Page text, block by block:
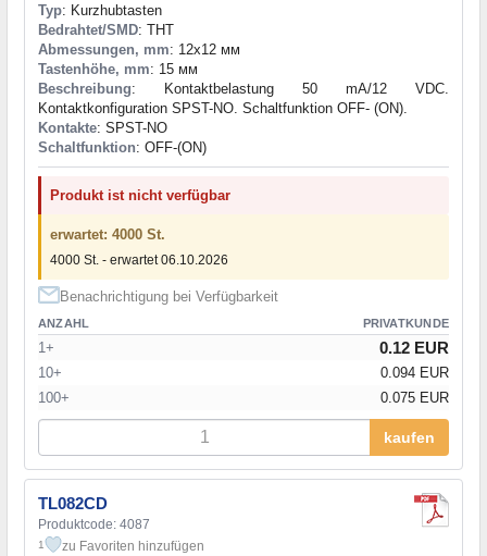
Typ: Kurzhubtasten
Bedrahtet/SMD: THT
Abmessungen, mm: 12x12 мм
Tastenhöhe, mm: 15 мм
Beschreibung: Kontaktbelastung 50 mA/12 VDC.
Kontaktkonfiguration SPST-NO. Schaltfunktion OFF- (ON).
Kontakte: SPST-NO
Schaltfunktion: OFF-(ON)
Produkt ist nicht verfügbar
erwartet: 4000 St.
4000 St. - erwartet 06.10.2026
Benachrichtigung bei Verfügbarkeit
ANZAHL PRIVATKUNDE
1+ 0.12 EUR
10+
0.094 EUR
100+
0.075 EUR
kaufen
TL082CD
Produktcode: 4087
1 zu Favoriten hinzufügen